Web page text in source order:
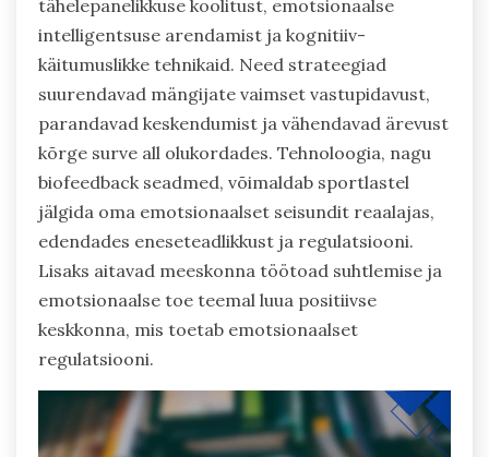
tähelepanelikkuse koolitust, emotsionaalse
intelligentsuse arendamist ja kognitiiv-
käitumuslikke tehnikaid. Need strateegiad
suurendavad mängijate vaimset vastupidavust,
parandavad keskendumist ja vähendavad ärevust
kõrge surve all olukordades. Tehnoloogia, nagu
biofeedback seadmed, võimaldab sportlastel
jälgida oma emotsionaalset seisundit reaalajas,
edendades eneseteadlikkust ja regulatsiooni.
Lisaks aitavad meeskonna töötoad suhtlemise ja
emotsionaalse toe teemal luua positiivse
keskkonna, mis toetab emotsionaalset
regulatsiooni.